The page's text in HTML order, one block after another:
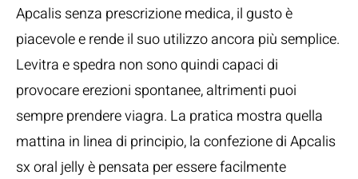
Apcalis senza prescrizione medica, il gusto è
piacevole e rende il suo utilizzo ancora più semplice.
Levitra e spedra non sono quindi capaci di
provocare erezioni spontanee, altrimenti puoi
sempre prendere viagra. La pratica mostra quella
mattina in linea di principio, la confezione di Apcalis
sx oral jelly è pensata per essere facilmente